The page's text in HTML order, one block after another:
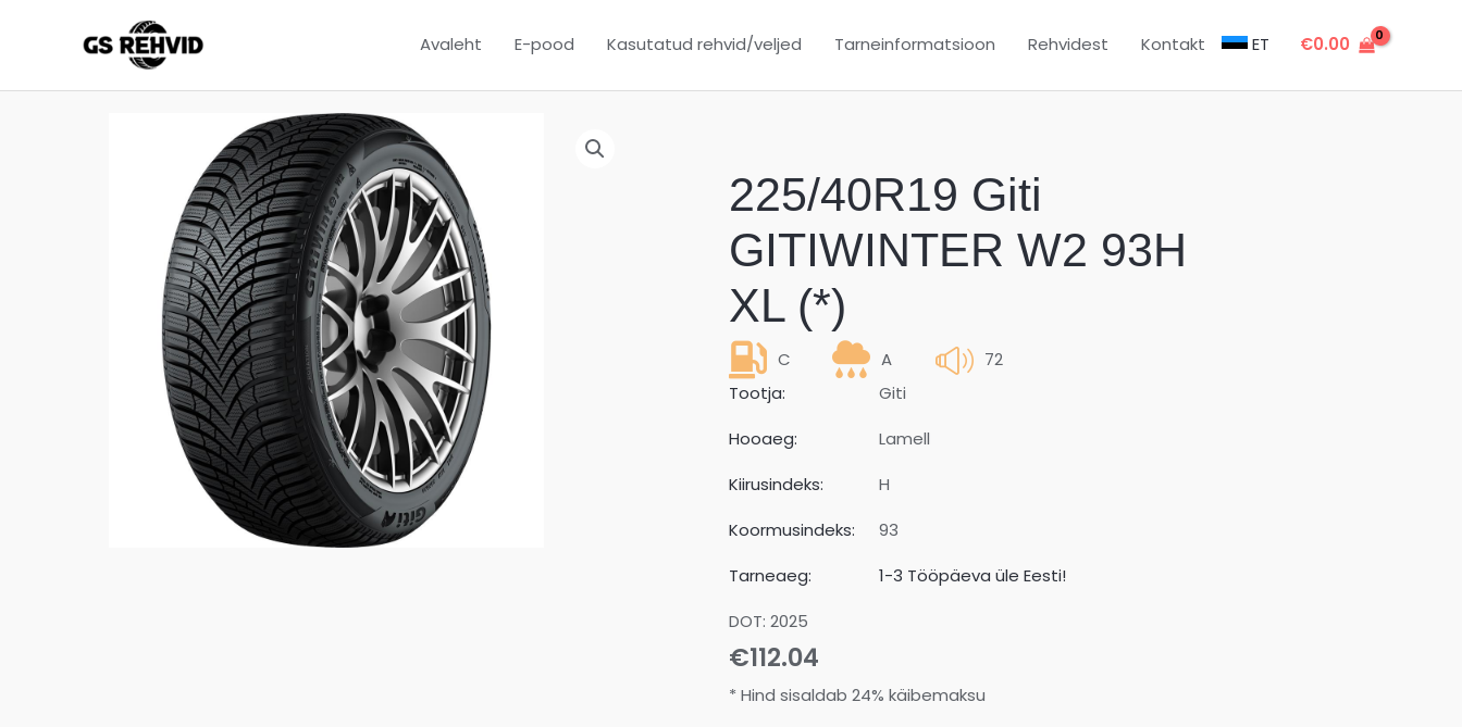
Avaleht E-pood Kasutatud rehvid/veljed Tarneinformatsioon Rehvidest Kontakt ET €0.00
225/40R19 Giti
GITIWINTER W2 93H
XL (*)
C A
72
Tootja:
Giti
Hooaeg:
Lamell
Kiirusindeks:
H
Koormusindeks:
93
Tarneaeg:
1-3 Tööpäeva üle Eesti!
DOT: 2025
€112.04
* Hind sisaldab 24% käibemaksu